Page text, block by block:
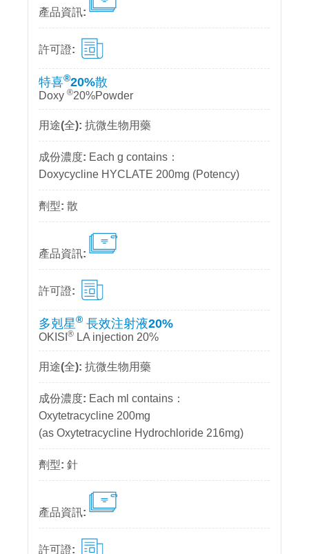
特喜®20%散
Doxy®20%Powder
抗微生物用藥
Each g contains：
Doxycycline HYCLATE 200mg (Potency)
散
多剋星® 長效注射液20%
OKISI® LA injection 20%
抗微生物用藥
Each ml contains：
Oxytetracycline 200mg
(as Oxytetracycline Hydrochloride 216mg)
針